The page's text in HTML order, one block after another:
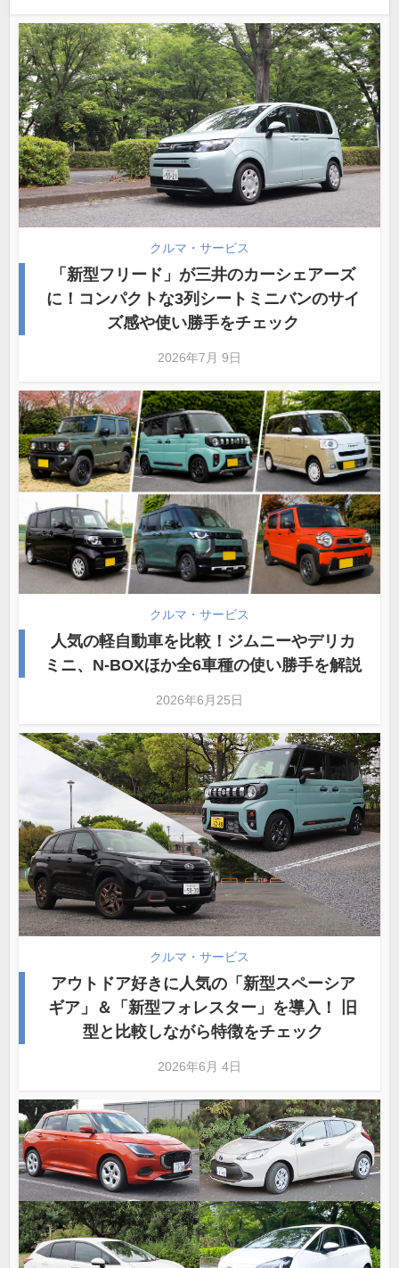
クルマ・サービス
「新型フリード」が三井のカーシェアーズ
に！コンパクトな3列シートミニバンのサイ
ズ感や使い勝手をチェック
2026年7月 9日
クルマ・サービス
人気の軽自動車を比較！ジムニーやデリカ
ミニ、N-BOXほか全6車種の使い勝手を解説
2026年6月25日
クルマ・サービス
アウトドア好きに人気の「新型スペーシア
ギア」＆「新型フォレスター」を導入！ 旧
型と比較しながら特徴をチェック
2026年6月 4日